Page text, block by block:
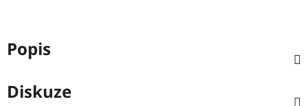
Popis
Diskuze